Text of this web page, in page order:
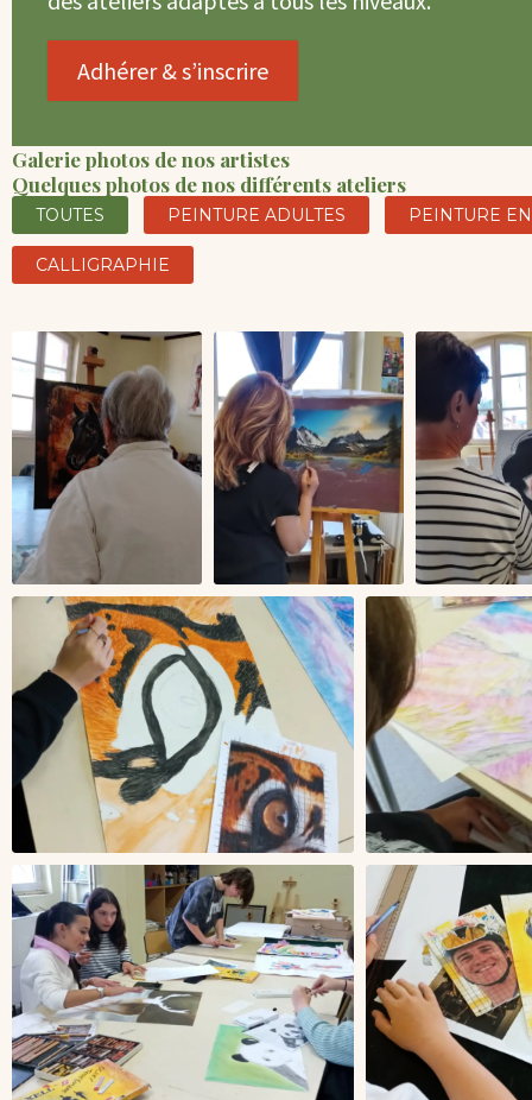
Adhérer & s’inscrire
Galerie photos de nos artistes
Quelques photos de nos différents ateliers
TOUTES PEINTURE ADULTES PEINTURE
CALLIGRAPHIE